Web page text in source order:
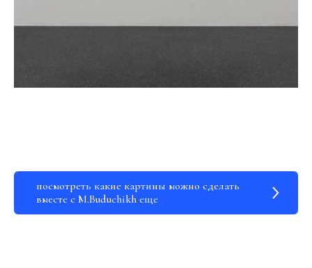
посмотреть какие картины можно сделать
вместе с M.Buduchikh еще